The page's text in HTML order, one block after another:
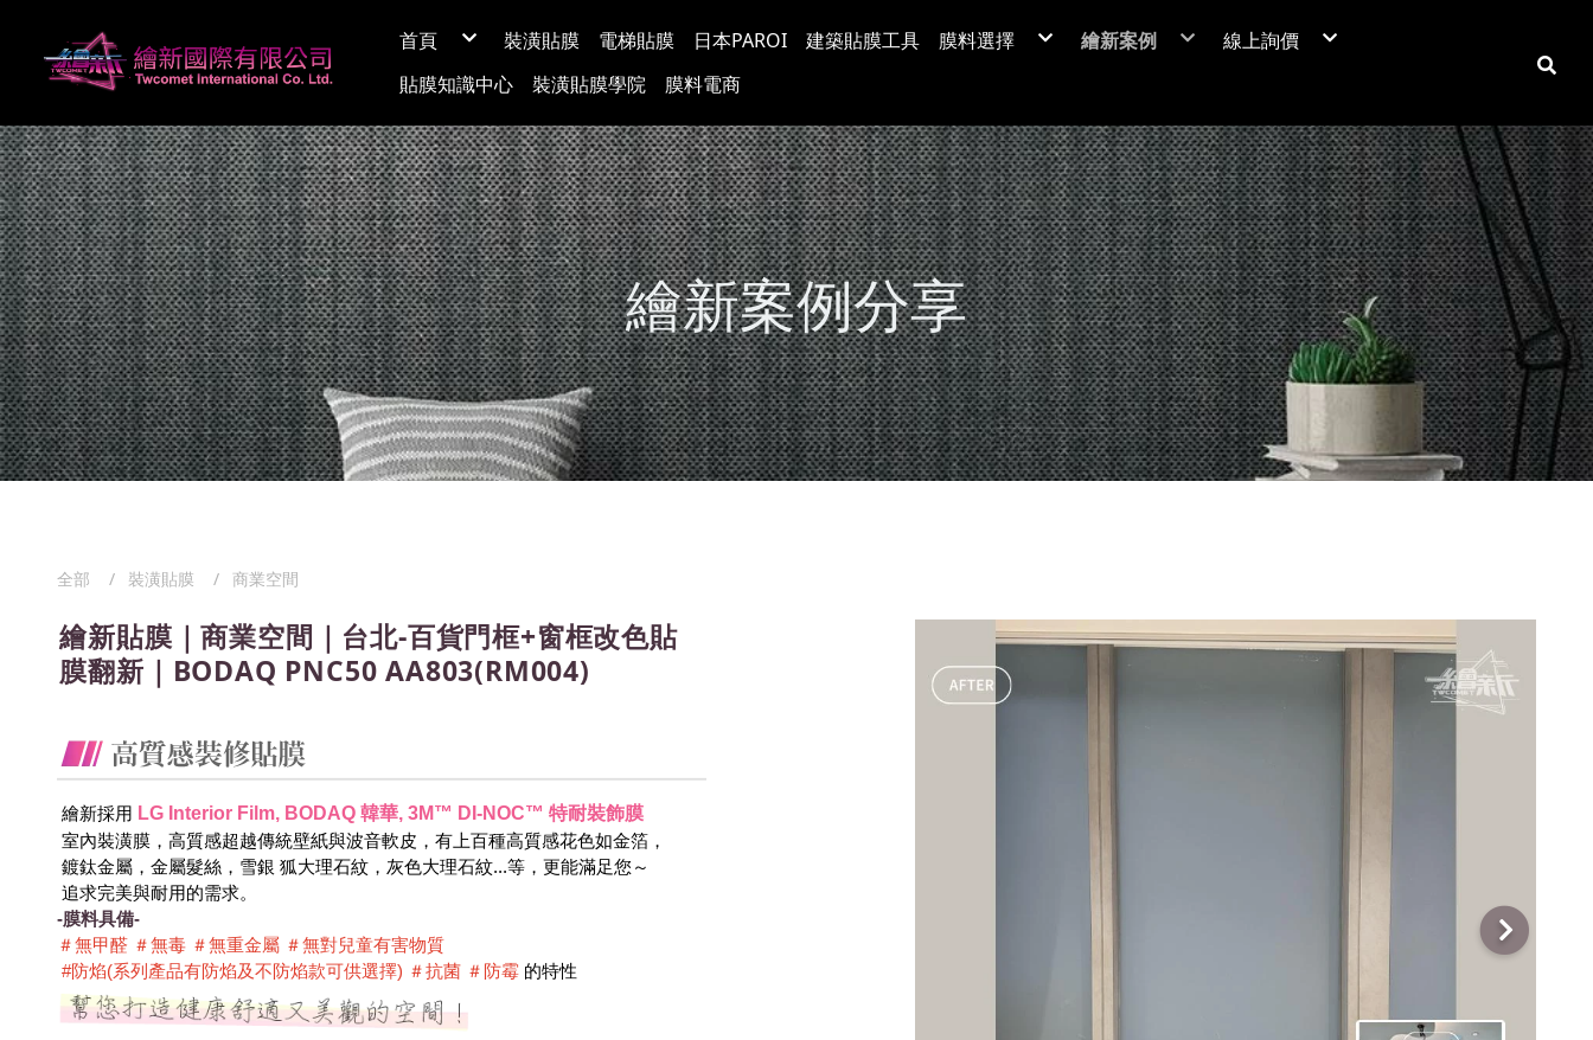
首頁
媒體採訪
展間資訊
裝潢貼膜 電梯貼膜 日本PAROI 建築貼膜工具 膜料選擇
超疏水玻璃防爆膜
玻璃裝飾膜
防爆隔熱紙
塗料牆布
繪新案例
居家空間
電視牆 / 牆面
系統櫃 / 櫥櫃
玻璃裝飾貼膜
防爆膜/隔熱紙
門片、門框
大門
子母門
房門
防火門/消防門
消防栓
防火門
保護貼膜
天花板
工務機台
透明保護膜
鶯歌陶瓷博物館
土地公文化館
商業空間
活動展覽
大圖輸出
品牌廣告車
改色包膜
自體修復犀牛皮
重機
SUZUKI
HONDA
YAMAHA
KYMCO
機車
BWS
FORCE
線上詢價
貼膜知識中心 裝潢貼膜學院 膜料電商
繪新案例分享
繪新貼膜｜商業空間｜台北-百貨門框+窗框改色貼
膜翻新｜BODAQ PNC50 AA803(RM004)
繪新採用 LG Interior Film, BODAQ 韓華, 3M™ DI-NOC™ 特耐裝飾膜
室內裝潢膜，高質感超越傳統壁紙與波音軟皮，有上百種高質感花色如金箔，
鍍鈦金屬，金屬髮絲，雪銀 狐大理石紋，灰色大理石紋...等，更能滿足您～
追求完美與耐用的需求。
-膜料具備-
＃無甲醛 ＃無毒 ＃無重金屬 ＃無對兒童有害物質
#防焰(系列產品有防焰及不防焰款可供選擇) ＃抗菌 ＃防霉 的特性
全部 裝潢貼膜 商業空間